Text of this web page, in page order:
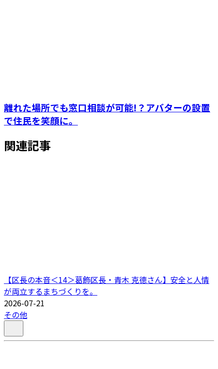
離れた場所でも窓口相談が可能!？アバターの設置
で住民を笑顔に。
関連記事
【区長の本音＜14＞葛飾区長・青木 克德さん】安全と人情
が両立するまちづくりを。
2026-07-21
その他